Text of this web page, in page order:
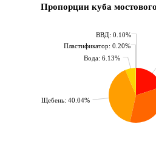
ВВД: 0.10%
Пластификатор: 0.20%
Вода: 6.13%
Щебень: 40.04%
Пропорции куба